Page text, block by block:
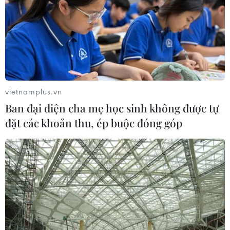
04/08/2026 14:11
Sửa Luật Trưng mua, trưng dụng tài
sản giải quyết vướng mắc trên thực
tiễn
04/08/2026 13:10
Luật Trưng mua, trưng dụng tài sản
04/08/2026 11:56
UBS bị phạt 125 triệu USD vì vi phạm
luật chống rửa tiền
vietnamplus.vn
Ban đại diện cha mẹ học sinh không được tự
đặt các khoản thu, ép buộc đóng góp